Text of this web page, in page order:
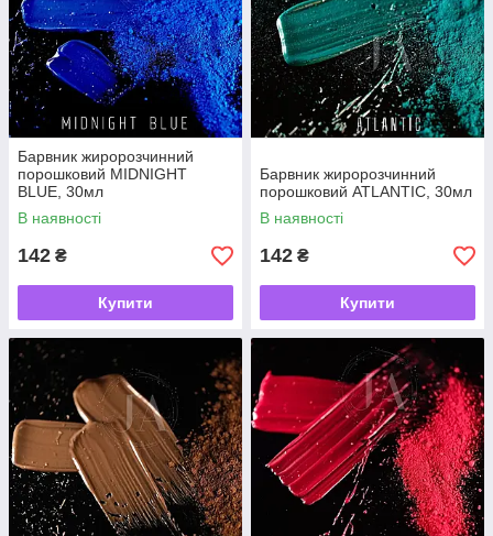
Барвник жиророзчинний
порошковий MIDNIGHT
BLUE, 30мл
В наявності
142 ₴
Купити
Барвник жиророзчинний
порошковий ATLANTIC, 30мл
В наявності
142 ₴
Купити